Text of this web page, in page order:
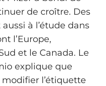
de croître. Des
à l’étude dans
l’Europe,
et le Canada. Le
explique que
l’étiquette